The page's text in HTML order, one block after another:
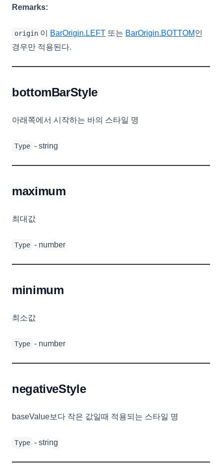
Remarks:
origin 이 BarOrigin.LEFT 또는 BarOrigin.BOTTOM인
경우만 적용된다.
bottomBarStyle
아래쪽에서 시작하는 바의 스타일 명
Type - string
maximum
최대값
Type - number
minimum
최소값
Type - number
negativeStyle
baseValue보다 작은 값일때 적용되는 스타일 명
Type - string